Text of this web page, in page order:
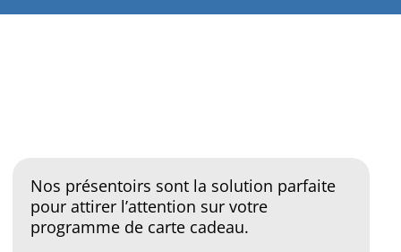
Nos présentoirs sont la solution parfaite
pour attirer l’attention sur votre
programme de carte cadeau.